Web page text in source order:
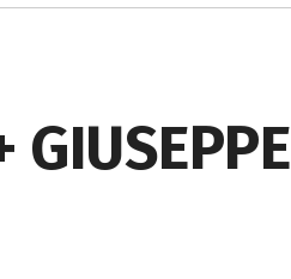
GIUSEPPE